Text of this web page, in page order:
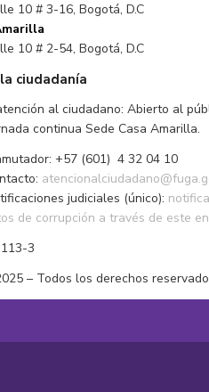
10 # 3-16, Bogotá, D.C
10 # 2-54, Bogotá, D.C
ciudadanía
al ciudadano: Abierto al
continua Sede Casa Amarilla.
+57 (601) 4 32 04 10
judiciales (único):
de corrupción a través de este
3
– Todos los derechos